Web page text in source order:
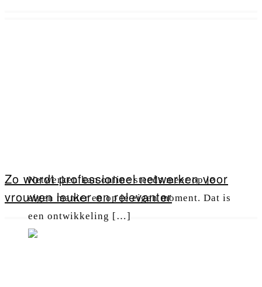
Netwerken kan online steeds meer op je
eigen manier en op je eigen moment. Dat is
een ontwikkeling […]
Zo wordt professioneel netwerken voor
vrouwen leuker en relevanter